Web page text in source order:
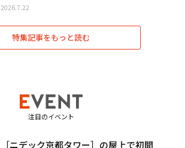
2026.7.22
特集記事をもっと読む
注目のイベント
［ニデック京都タワー］の屋上で初開